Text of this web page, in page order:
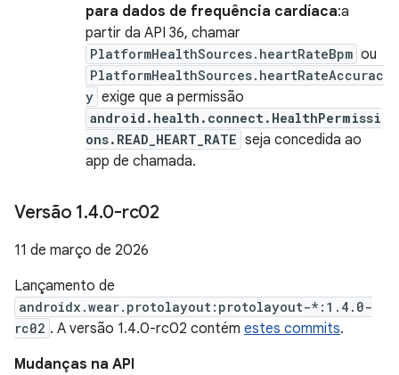
para dados de frequência cardíaca:a
partir da API 36, chamar
PlatformHealthSources.heartRateBpm ou
PlatformHealthSources.heartRateAccurac
y exige que a permissão
android.health.connect.HealthPermissi
ons.READ_HEART_RATE seja concedida ao
app de chamada.
Versão 1.4.0-rc02
11 de março de 2026
Lançamento de
androidx.wear.protolayout:protolayout-*:1.4.0-
rc02 . A versão 1.4.0-rc02 contém estes commits.
Mudanças na API